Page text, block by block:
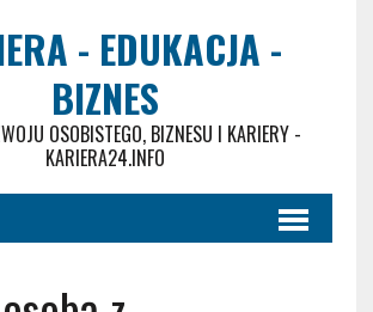
- EDUKACJA -
BIZNES
OSOBISTEGO, BIZNESU I KARIERY -
KARIERA24.INFO